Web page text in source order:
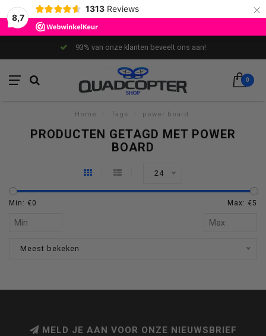
8,7
1313 Reviews ×
93% van onze klanten beveelt ons aan!
0
Home Tags power board
PRODUCTEN GETAGD MET POWER
BOARD
24
Min: €0 Max: €5
Meest bekeken
MELD JE AAN VOOR ONZE NIEUWSBRIEF